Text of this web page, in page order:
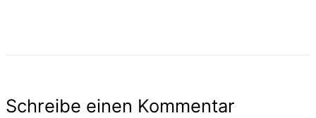
Schreibe einen Kommentar